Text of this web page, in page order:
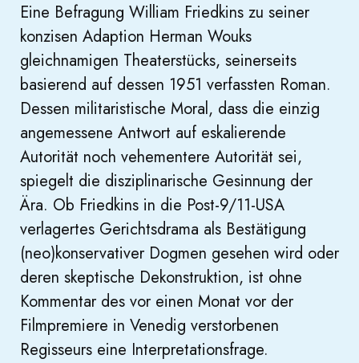
Eine Befragung William Friedkins zu seiner
konzisen Adaption Herman Wouks
gleichnamigen Theaterstücks, seinerseits
basierend auf dessen 1951 verfassten Roman.
Dessen militaristische Moral, dass die einzig
angemessene Antwort auf eskalierende
Autorität noch vehementere Autorität sei,
spiegelt die disziplinarische Gesinnung der
Ära. Ob Friedkins in die Post-9/11-USA
verlagertes Gerichtsdrama als Bestätigung
(neo)konservativer Dogmen gesehen wird oder
deren skeptische Dekonstruktion, ist ohne
Kommentar des vor einen Monat vor der
Filmpremiere in Venedig verstorbenen
Regisseurs eine Interpretationsfrage.